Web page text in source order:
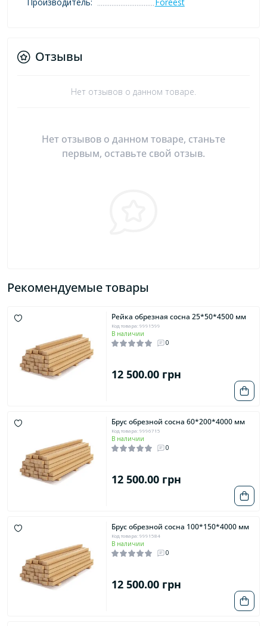
Отзывы
Нет отзывов о данном товаре.
Нет отзывов о данном товаре, станьте
первым, оставьте свой отзыв.
Рекомендуемые товары
Рейка обрезная сосна 25*50*4500 мм
Код товара: 9991599
В наличии
0
12 500.00 грн
Брус обрезной сосна 60*200*4000 мм
Код товара: 9996715
В наличии
0
12 500.00 грн
Брус обрезной сосна 100*150*4000 мм
Код товара: 9991584
В наличии
0
12 500.00 грн